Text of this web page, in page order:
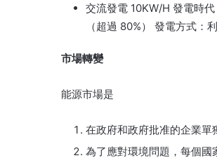
交流發電 10KW/H 發電時
（超過 80%） 發電方式：
市場轉變
能源市場是
在政府和政府批准的企業單
為了應對環境問題，每個國